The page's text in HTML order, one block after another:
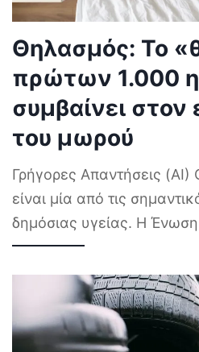
Θηλασμός: Το
πρώτων 1.000
συμβαίνει
του μωρού
Γρήγορες Απαντήσεις
είναι μία από τις
δημόσιας υγείας. Η Ένωση